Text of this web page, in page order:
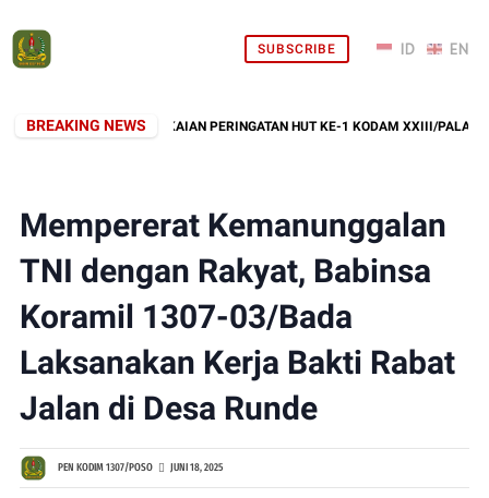
SUBSCRIBE
BREAKING NEWS
SEBAGAI RANGKAIAN PERINGATAN HUT KE-1 KODAM XXIII/PALAKA
Mempererat Kemanunggalan
TNI dengan Rakyat, Babinsa
Koramil 1307-03/Bada
Laksanakan Kerja Bakti Rabat
Jalan di Desa Runde
PEN KODIM 1307/POSO JUNI 18, 2025